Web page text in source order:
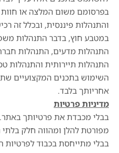
בפרסומם משום המלצה או
והתנהלות פיננסית, ובכלל זה
במטבע חוץ, בדבר התנהלות
התנהלות מדעים, התנהלות
התנהלות תיירותית והתנהלות
השימוש בתכנים המקצועיים
אחריותך בלבד.
מדיניות פרטיות
בבלי מכבדת את פרטיותך
מפורטת להלן ומהווה חלק
בבלי מתייחסת בכבוד